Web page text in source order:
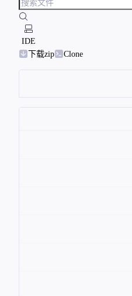
IDE
下载zip
Clone